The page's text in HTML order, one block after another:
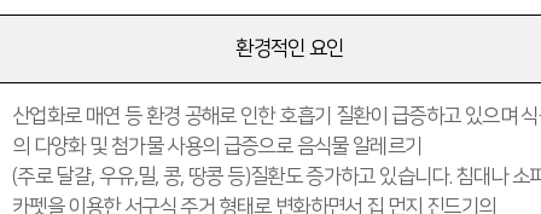
환경적인 요인
산업화로 매연 등 환경 공해로 인한 호흡기 질환이 급증하고 있으며
의 다양화 및 첨가물 사용의 급증으로 음식물 알레르기
(주로 달걀, 우유,밀, 콩, 땅콩 등)질환도 증가하고 있습니다. 침대나 소
카펫을 이용한 서구식 주거 형태로 변화하면서 집 먼지 진드기의